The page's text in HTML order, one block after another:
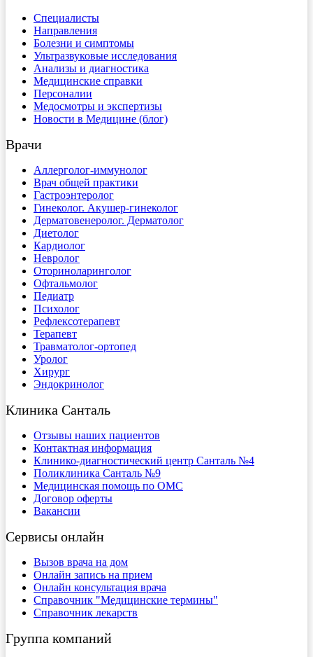
Специалисты
Направления
Болезни и симптомы
Ультразвуковые исследования
Анализы и диагностика
Медицинские справки
Персоналии
Медосмотры и экспертизы
Новости в Медицине (блог)
Врачи
Аллерголог-иммунолог
Врач общей практики
Гастроэнтеролог
Гинеколог. Акушер-гинеколог
Дерматовенеролог. Дерматолог
Диетолог
Кардиолог
Невролог
Оториноларинголог
Офтальмолог
Педиатр
Психолог
Рефлексотерапевт
Терапевт
Травматолог-ортопед
Уролог
Хирург
Эндокринолог
Клиника Санталь
Отзывы наших пациентов
Контактная информация
Клинико-диагностический центр Санталь №4
Поликлиника Санталь №9
Медицинская помощь по ОМС
Договор оферты
Вакансии
Сервисы онлайн
Вызов врача на дом
Онлайн запись на прием
Онлайн консультация врача
Справочник "Медицинские термины"
Справочник лекарств
Группа компаний